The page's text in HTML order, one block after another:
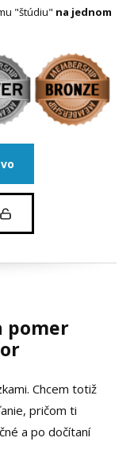
"štúdiu" na jednom
pomer
Chcem totiž
pričom ti
a po dočítaní